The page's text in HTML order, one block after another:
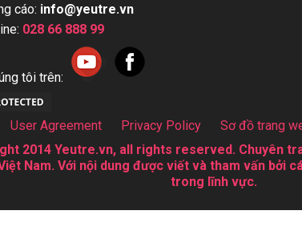
cáo: info@yeutre.vn
028 66 888 99
tôi trên:
User Agreement Privacy Policy
Sơ đồ trang
2014 Yeutre.vn, all rights reserved. Chuyên
Nam. Với nội dung được viết và tham vấn bởi
trong lĩnh vực.